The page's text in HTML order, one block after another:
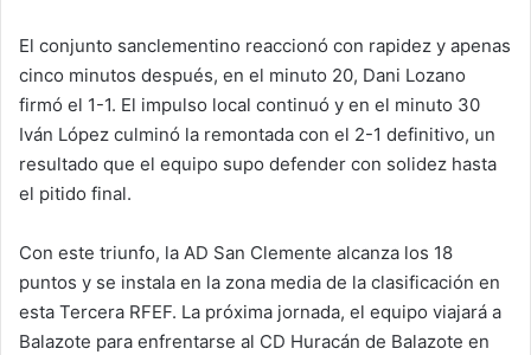
El conjunto sanclementino reaccionó con rapidez y apenas
cinco minutos después, en el minuto 20, Dani Lozano
firmó el 1-1. El impulso local continuó y en el minuto 30
Iván López culminó la remontada con el 2-1 definitivo, un
resultado que el equipo supo defender con solidez hasta
el pitido final.
Con este triunfo, la AD San Clemente alcanza los 18
puntos y se instala en la zona media de la clasificación en
esta Tercera RFEF. La próxima jornada, el equipo viajará a
Balazote para enfrentarse al CD Huracán de Balazote en